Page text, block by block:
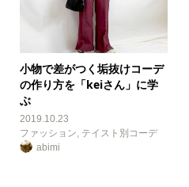
小物で差がつく垢抜けコーデ
の作り方を「keiさん」に学
ぶ
2019.10.23
ファッション テイスト別コーデ
abimi